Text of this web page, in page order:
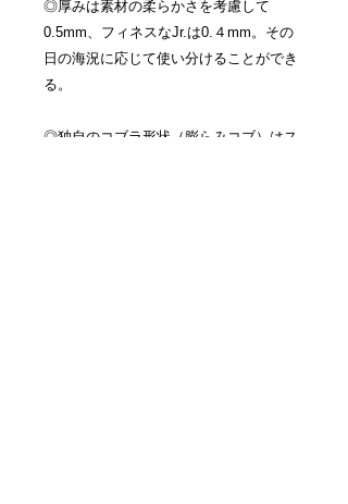
◎厚みは素材の柔らかさを考慮して
0.5mm、フィネスなJr.は0.４mm。その
日の海況に応じて使い分けることができ
る。
◎独自のコブラ形状（膨らみコブ）はス